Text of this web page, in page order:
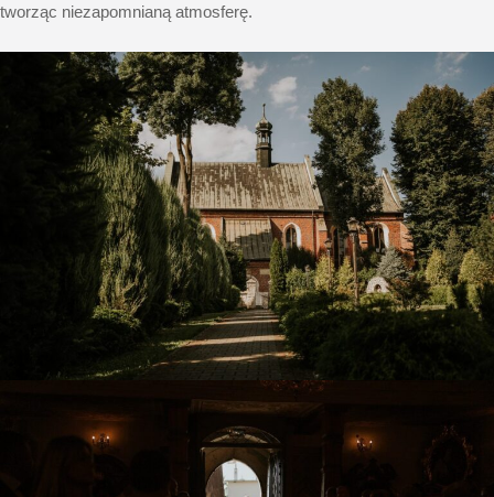
tworząc niezapomnianą atmosferę.